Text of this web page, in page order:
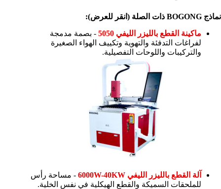
نماذج BOGONG ذات الصلة (انقر للعرض):
ماكينة القطع بالليزر الليفي 5050
- بصمة مدمجة
لفراغات التدفئة والتهوية وتكييف الهواء الصغيرة
والتركيبات واللوحات التفصيلية.
آلة القطع بالليزر الليفي 6000W-40KW
- مساحة رأس
للملحقات السميكة والقطع الهيكلية في نفس الخلية.